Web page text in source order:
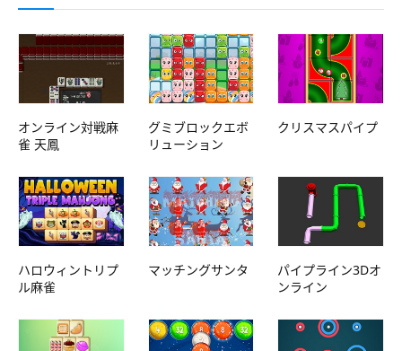
オンライン対戦麻
雀 天鳳
グミブロックエボ
リューション
クリスマスパイプ
ハロウィントリプ
ル麻雀
マッチングサンタ
パイプライン3Dオ
ンライン